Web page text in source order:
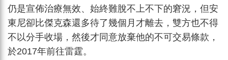
仍是宣佈治療無效、始終難脫不上不下的窘況，但安
東尼卻比傑克森還多待了幾個月才離去，雙方也不得
不以分手收場，然後才同意放棄他的不可交易條款，
於2017年前往雷霆。